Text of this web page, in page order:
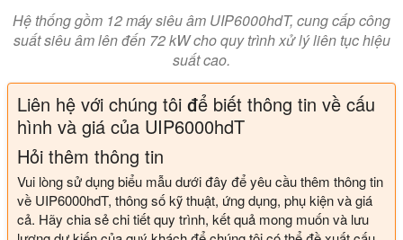
Hệ thống gồm 12 máy siêu âm UIP6000hdT, cung cấp công
suất siêu âm lên đến 72 kW cho quy trình xử lý liên tục hiệu
suất cao.
Liên hệ với chúng tôi để biết thông tin về cấu
hình và giá của UIP6000hdT
Hỏi thêm thông tin
Vui lòng sử dụng biểu mẫu dưới đây để yêu cầu thêm thông tin
về UIP6000hdT, thông số kỹ thuật, ứng dụng, phụ kiện và giá
cả. Hãy chia sẻ chi tiết quy trình, kết quả mong muốn và lưu